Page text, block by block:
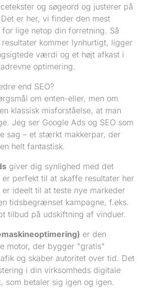
og søgeord og justerer på
er her, vi finder den mest
lige netop din forretning. Så
kommer lynhurtigt, ligger
værdi og et højt afkast i
optimering.
end SEO?
om enten-eller, men om
klassisk misforståelse, at man
Jeg ser Google Ads og SEO som
sag – et stærkt makkerpar, der
helt fantastisk.
giver dig synlighed med det
er perfekt til at skaffe resultater her
er ideelt til at teste nye markeder
tidsbegrænset kampagne, f.eks.
tilbud på udskiftning af vinduer.
er den
motor, der bygger "gratis"
og skaber autoritet over tid. Det
i din virksomheds digitale
som betaler sig igen og igen.